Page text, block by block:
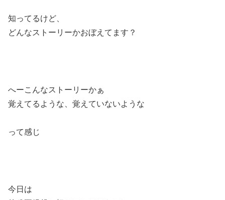
知ってるけど、
どんなストーリーかおぼえてます？
へーこんなストーリーかぁ
覚えてるような、覚えていないような
って感じ
今日は